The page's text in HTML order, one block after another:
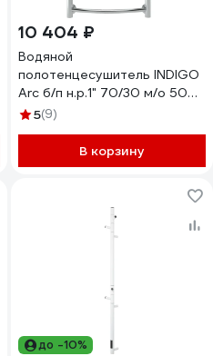
10 404 ₽
Водяной
полотенцесушитель INDIGO
Arc б/п н.р.1" 70/30 м/о 50
бок.подкл. к-2, полиров.
5(9)
В корзину
до -10%